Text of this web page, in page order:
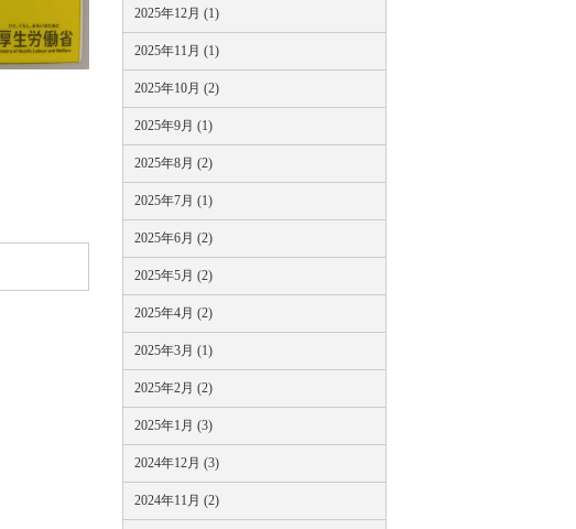
2025年12月 (1)
2025年11月 (1)
2025年10月 (2)
2025年9月 (1)
2025年8月 (2)
2025年7月 (1)
2025年6月 (2)
2025年5月 (2)
2025年4月 (2)
2025年3月 (1)
2025年2月 (2)
2025年1月 (3)
2024年12月 (3)
2024年11月 (2)